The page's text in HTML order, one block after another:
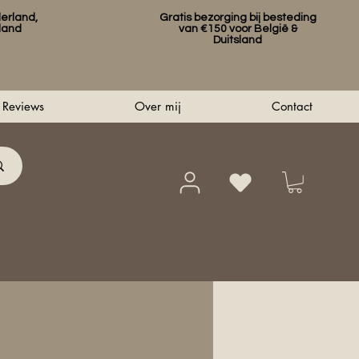
Gratis bezorging bij besteding
van €150 voor België &
Duitsland
Reviews Over mij Contact